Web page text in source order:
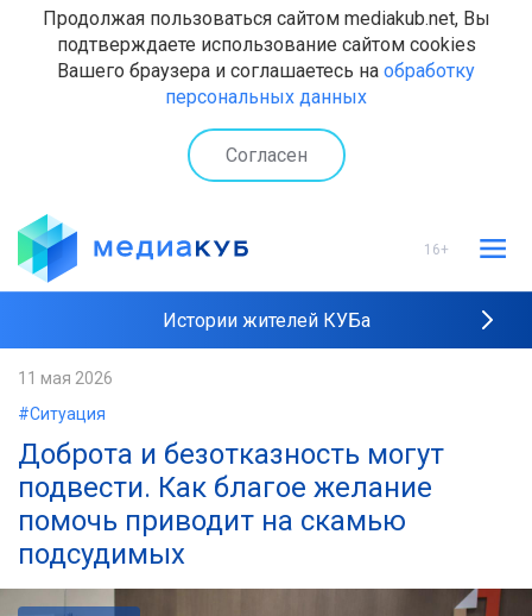
Продолжая пользоваться сайтом mediakub.net, Вы
подтверждаете использование сайтом cookies
Вашего браузера и соглашаетесь на обработку
персональных данных
Согласен
16+
Истории жителей КУБа
11 мая 2026
#Ситуация
Доброта и безотказность могут
подвести. Как благое желание
помочь приводит на скамью
подсудимых